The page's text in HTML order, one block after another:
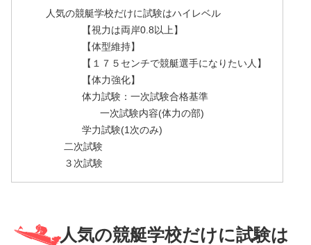
人気の競艇学校だけに試験はハイレベル
【視力は両岸0.8以上】
【体型維持】
【１７５センチで競艇選手になりたい人】
【体力強化】
体力試験：一次試験合格基準
一次試験内容(体力の部)
学力試験(1次のみ)
二次試験
３次試験
人気の競艇学校だけに試験は